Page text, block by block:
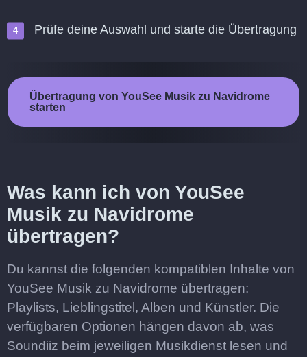
Prüfe deine Auswahl und starte die Übertragung
Übertragung von YouSee Musik zu Navidrome
starten
Was kann ich von YouSee
Musik zu Navidrome
übertragen?
Du kannst die folgenden kompatiblen Inhalte von
YouSee Musik zu Navidrome übertragen:
Playlists, Lieblingstitel, Alben und Künstler. Die
verfügbaren Optionen hängen davon ab, was
Soundiiz beim jeweiligen Musikdienst lesen und